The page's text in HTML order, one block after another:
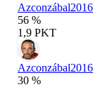
Azconzábal2016
56 %
1,9 PKT
Azconzábal2016
30 %